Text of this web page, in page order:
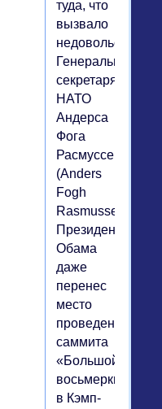
туда, что
вызвало
недовольство
Генерального
секретаря
НАТО
Андерса
Фога
Расмуссена
(Anders
Fogh
Rasmussen).
Президент
Обама
даже
перенес
место
проведения
саммита
«Большой
восьмерки»
в Кэмп-